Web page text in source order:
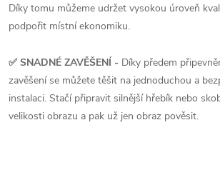
Díky tomu můžeme udržet vysokou úroveň
podpořit místní ekonomiku.
✅ SNADNÉ ZAVĚŠENÍ - Díky předem
zavěšení se můžete těšit na jednoduchou a
instalaci. Stačí připravit silnější hřebík nebo
velikosti obrazu a pak už jen obraz pověsit.